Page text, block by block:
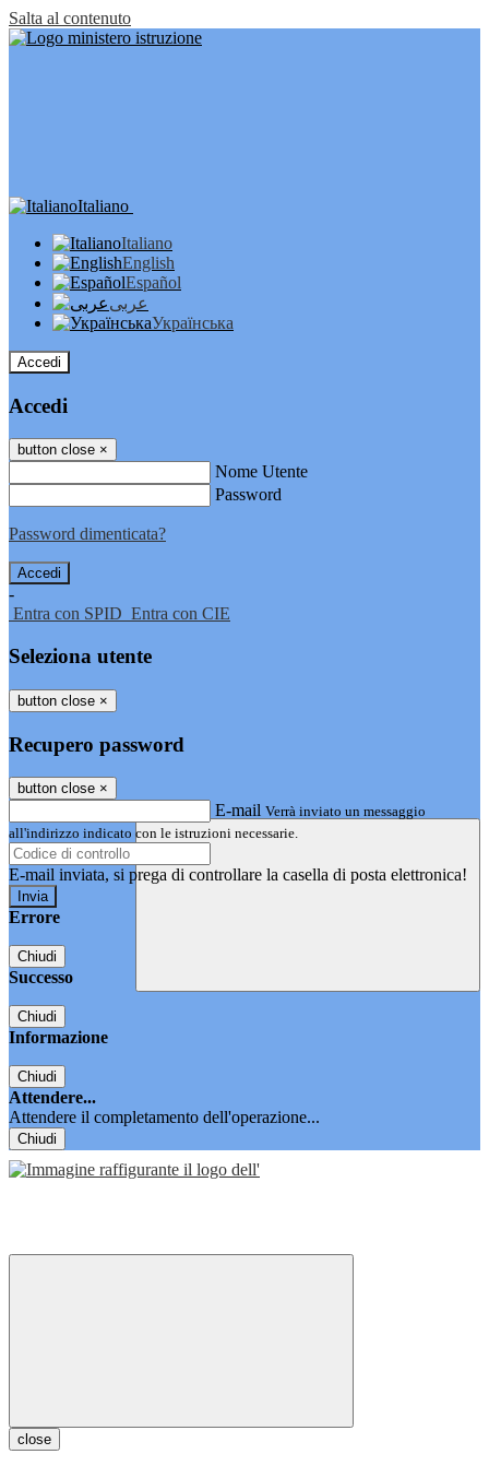
Salta al contenuto
Italiano
Italiano
English
Español
عربى
Українська
Accedi
Accedi
button close ×
Nome Utente
Password
Password dimenticata?
-
Entra con SPID Entra con CIE
Seleziona utente
button close ×
Recupero password
button close ×
E-mail Verrà inviato un messaggio
all'indirizzo indicato con le istruzioni necessarie.
E-mail inviata, si prega di controllare la casella di posta elettronica!
Errore
Chiudi
Successo
Chiudi
Informazione
Chiudi
Attendere...
Attendere il completamento dell'operazione...
Chiudi
close